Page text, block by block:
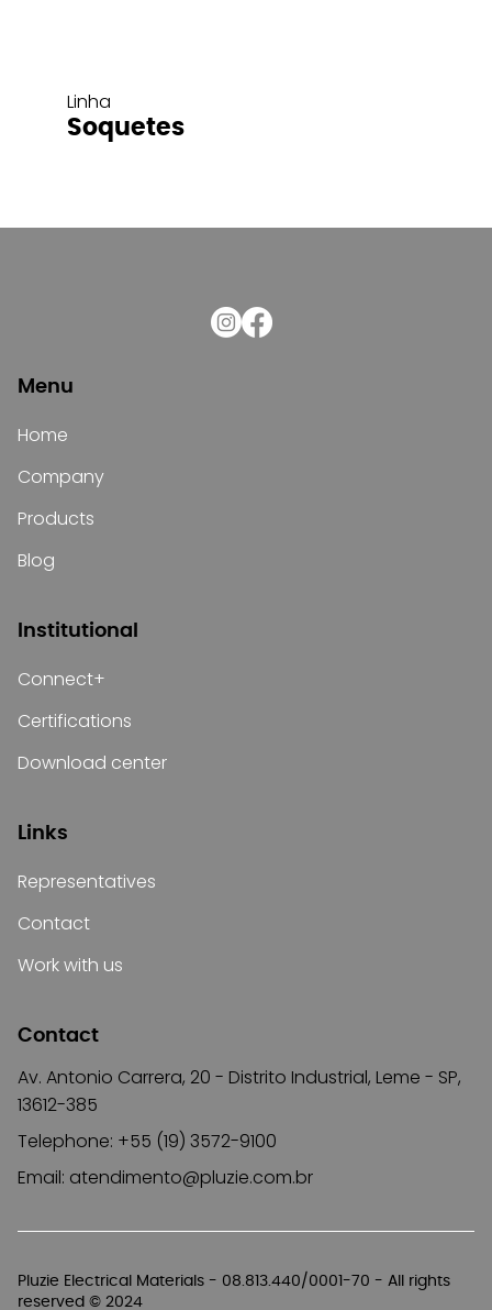
Linha
Soquetes
Pluzie Electrical Materials - 08.813.440/0001-70 - All rights
reserved © 2024
Menu
Home
Company
Products
Blog
Institutional
Connect+
Certifications
Download center
Links
Representatives
Contact
Work with us
Contact
Av. Antonio Carrera, 20 - Distrito Industrial, Leme - SP,
13612-385
Telephone: +55 (19) 3572-9100
Email: atendimento@pluzie.com.br